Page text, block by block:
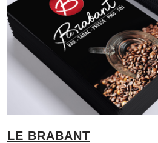
LE BRABANT